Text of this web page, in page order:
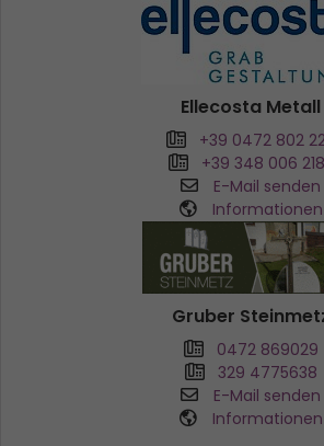
Ellecosta Metall
+39 0472 802
+39 348 006
E-Mail senden
Informationen
Gruber
0472 869029
329 4775638
E-Mail senden
Informationen